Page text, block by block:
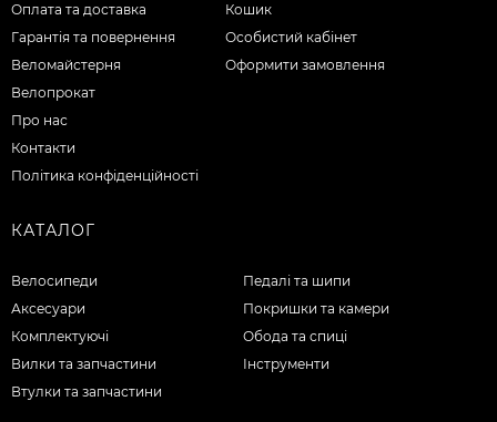
Оплата та доставка
Гарантія та повернення
Веломайстерня
Велопрокат
Про нас
Контакти
Політика конфіденційності
Кошик
Особистий кабінет
Оформити замовлення
КАТАЛОГ
Велосипеди
Аксесуари
Комплектуючі
Вилки та запчастини
Втулки та запчастини
Педалі та шипи
Покришки та камери
Обода та спиці
Інструменти